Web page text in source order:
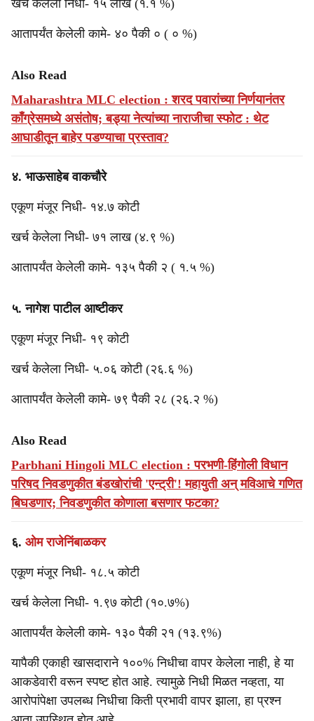
खर्च केलेला निधी- १५ लाख (१.१ %)
आतापर्यंत केलेली कामे- ४० पैकी ० ( ० %)
Also Read
Maharashtra MLC election : शरद पवारांच्या निर्णयानंतर
काँग्रेसमध्ये असंतोष; बड्या नेत्यांच्या नाराजीचा स्फोट : थेट
आघाडीतून बाहेर पडण्याचा प्रस्ताव?
४. भाऊसाहेब वाकचौरे
एकूण मंजूर निधी- १४.७ कोटी
खर्च केलेला निधी- ७१ लाख (४.९ %)
आतापर्यंत केलेली कामे- १३५ पैकी २ ( १.५ %)
५. नागेश पाटील आष्टीकर
एकूण मंजूर निधी- १९ कोटी
खर्च केलेला निधी- ५.०६ कोटी (२६.६ %)
आतापर्यंत केलेली कामे- ७९ पैकी २८ (२६.२ %)
Also Read
Parbhani Hingoli MLC election : परभणी-हिंगोली विधान
परिषद निवडणुकीत बंडखोरांची 'एन्ट्री'! महायुती अन् मविआचे गणित
बिघडणार; निवडणुकीत कोणाला बसणार फटका?
६. ओम राजेनिंबाळकर
एकूण मंजूर निधी- १८.५ कोटी
खर्च केलेला निधी- १.९७ कोटी (१०.७%)
आतापर्यंत केलेली कामे- १३० पैकी २१ (१३.९%)
यापैकी एकाही खासदाराने १००% निधीचा वापर केलेला नाही, हे या
आकडेवारी वरून स्पष्ट होत आहे. त्यामुळे निधी मिळत नव्हता, या
आरोपांपेक्षा उपलब्ध निधीचा किती प्रभावी वापर झाला, हा प्रश्न